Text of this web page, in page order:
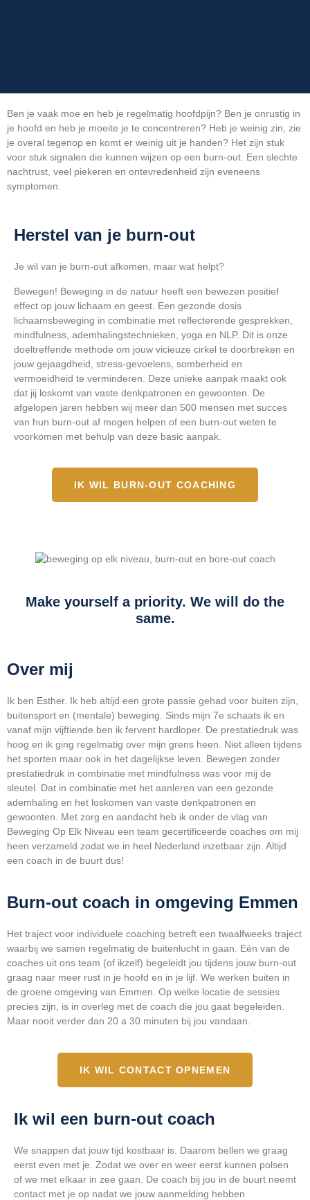
Ben je vaak moe en heb je regelmatig hoofdpijn? Ben je onrustig in
je hoofd en heb je moeite je te concentreren? Heb je weinig zin, zie
je overal tegenop en komt er weinig uit je handen? Het zijn stuk
voor stuk signalen die kunnen wijzen op een burn-out. Een slechte
nachtrust, veel piekeren en ontevredenheid zijn eveneens
symptomen.
Herstel van je burn-out
Je wil van je burn-out afkomen, maar wat helpt?
Bewegen! Beweging in de natuur heeft een bewezen positief
effect op jouw lichaam en geest. Een gezonde dosis
lichaamsbeweging in combinatie met reflecterende gesprekken,
mindfulness, ademhalingstechnieken, yoga en NLP. Dit is onze
doeltreffende methode om jouw vicieuze cirkel te doorbreken en
jouw gejaagdheid, stress-gevoelens, somberheid en
vermoeidheid te verminderen. Deze unieke aanpak maakt ook
dat jij loskomt van vaste denkpatronen en gewoonten. De
afgelopen jaren hebben wij meer dan 500 mensen met succes
van hun burn-out af mogen helpen of een burn-out weten te
voorkomen met behulp van deze basic aanpak.
IK WIL BURN-OUT COACHING
Make yourself a priority. We will do the
same.
Over mij
Ik ben Esther. Ik heb altijd een grote passie gehad voor buiten zijn,
buitensport en (mentale) beweging. Sinds mijn 7e schaats ik en
vanaf mijn vijftiende ben ik fervent hardloper. De prestatiedruk was
hoog en ik ging regelmatig over mijn grens heen. Niet alleen tijdens
het sporten maar ook in het dagelijkse leven. Bewegen zonder
prestatiedruk in combinatie met mindfulness was voor mij de
sleutel. Dat in combinatie met het aanleren van een gezonde
ademhaling en het loskomen van vaste denkpatronen en
gewoonten. Met zorg en aandacht heb ik onder de vlag van
Beweging Op Elk Niveau een team gecertificeerde coaches om mij
heen verzameld zodat we in heel Nederland inzetbaar zijn. Altijd
een coach in de buurt dus!
Burn-out coach in omgeving Emmen
Het traject voor individuele coaching betreft een twaalfweeks traject
waarbij we samen regelmatig de buitenlucht in gaan. Eén van de
coaches uit ons team (of ikzelf) begeleidt jou tijdens jouw burn-out
graag naar meer rust in je hoofd en in je lijf. We werken buiten in
de groene omgeving van Emmen. Op welke locatie de sessies
precies zijn, is in overleg met de coach die jou gaat begeleiden.
Maar nooit verder dan 20 a 30 minuten bij jou vandaan.
IK WIL CONTACT OPNEMEN
Ik wil een burn-out coach
We snappen dat jouw tijd kostbaar is. Daarom bellen we graag
eerst even met je. Zodat we over en weer eerst kunnen polsen
of we met elkaar in zee gaan. De coach bij jou in de buurt neemt
contact met je op nadat we jouw aanmelding hebben